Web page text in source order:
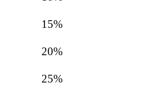
15%
20%
25%